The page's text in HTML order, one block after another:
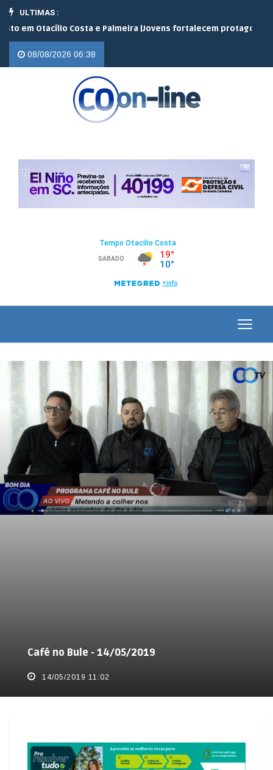
ULTIMAS :
Otacílio Costa e Palmeira |Jovens fortalecem protagonismo no
08/08/2026 06:38
Café no Bule - 14/05/2019
14/05/2019 11:02